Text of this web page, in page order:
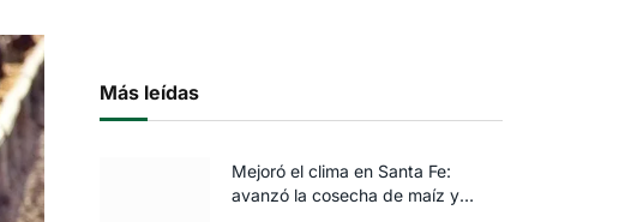
Más leídas
Mejoró el clima en Santa Fe:
avanzó la cosecha de maíz y